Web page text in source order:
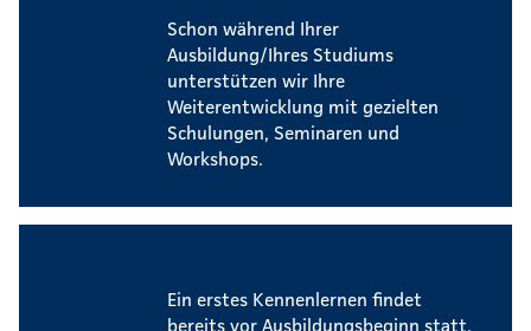
Schon während Ihrer
Ausbildung/Ihres Studiums
unterstützen wir Ihre
Weiterentwicklung mit gezielten
Schulungen, Seminaren und
Workshops.
Ein erstes Kennenlernen findet
bereits vor Ausbildungsbeginn statt.